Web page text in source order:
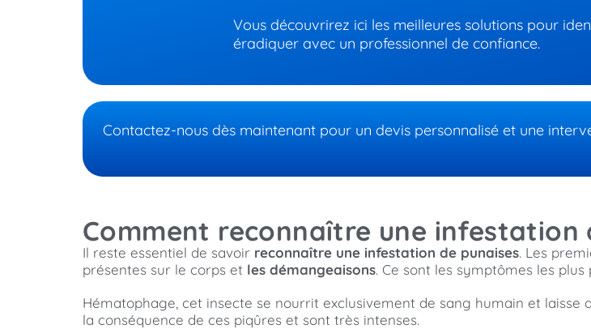
Vous découvrirez ici les meilleures solutions pour
éradiquer avec un professionnel de confiance.
Contactez-nous dès maintenant pour un devis personnalisé et une
Comment reconnaître une infestation
Il reste essentiel de savoir reconnaître une infestation de punaises. Les
présentes sur le corps et les démangeaisons. Ce sont les symptômes les
Hématophage, cet insecte se nourrit exclusivement de sang humain et laisse
la conséquence de ces piqûres et sont très intenses.